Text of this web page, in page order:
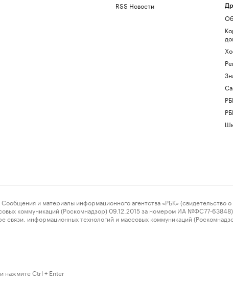
RSS Новости
и материалы информационного агентства «РБК» (свидетельство о
коммуникаций (Роскомнадзор) 09.12.2015 за номером ИА №ФС77-63848)
связи, информационных технологий и массовых коммуникаций
нажмите Ctrl + Enter